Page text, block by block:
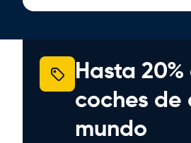
Hasta
coches de
mundo